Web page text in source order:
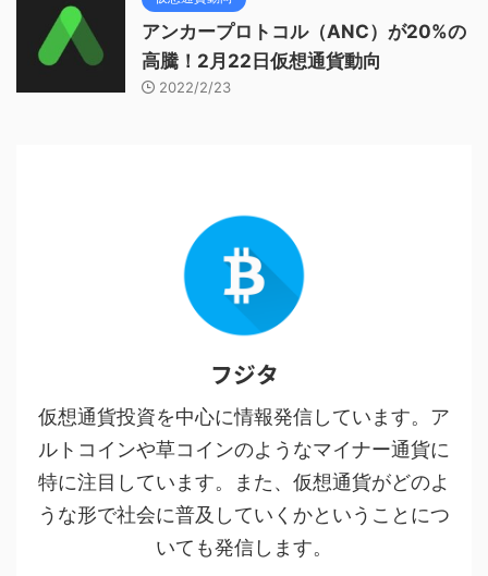
アンカープロトコル（ANC）が20%の
高騰！2月22日仮想通貨動向
2022/2/23
フジタ
仮想通貨投資を中心に情報発信しています。ア
ルトコインや草コインのようなマイナー通貨に
特に注目しています。また、仮想通貨がどのよ
うな形で社会に普及していくかということにつ
いても発信します。